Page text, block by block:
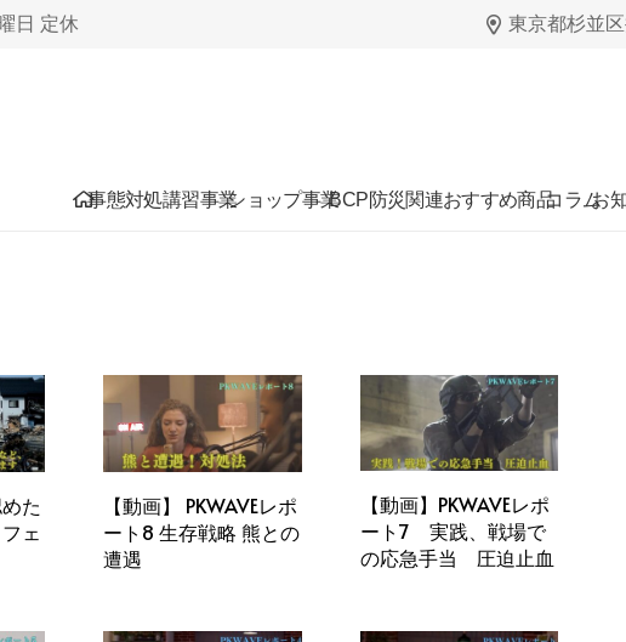
日 定休 東京都杉並
事態対処講習事業ショップ事業BCP防災関連おすすめ商品コラムお
た
ェ
【動画】 PKWAVEレポ
ート8 生存戦略 熊との
遭遇
【動画】PKWAVEレポ
ート7 実践、戦場で
の応急手当 圧迫止血